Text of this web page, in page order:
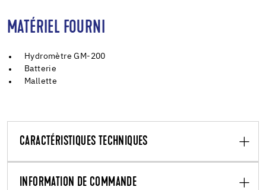
MATÉRIEL FOURNI
Hydromètre GM-200
Batterie
Mallette
CARACTÉRISTIQUES TECHNIQUES
INFORMATION DE COMMANDE